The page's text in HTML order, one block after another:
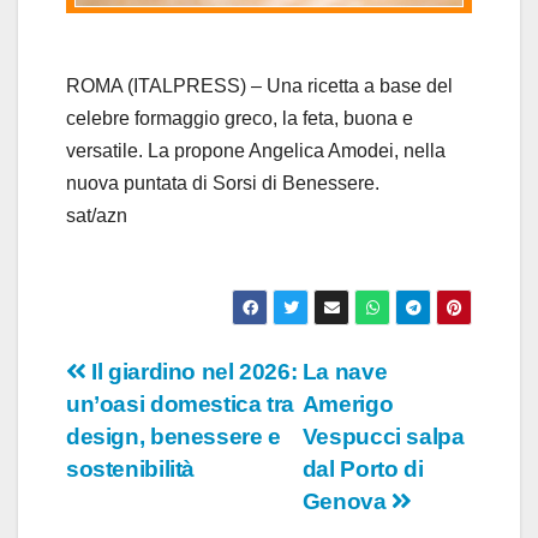
y
V
i
e
o
ROMA (ITALPRESS) – Una ricetta a base del
celebre formaggio greco, la feta, buona e
versatile. La propone Angelica Amodei, nella
nuova puntata di Sorsi di Benessere.
sat/azn
Navigazione
articoli
La nave
Amerigo
Vespucci salpa
dal Porto di
Genova
Il giardino nel 2026:
un’oasi domestica tra
design, benessere e
sostenibilità